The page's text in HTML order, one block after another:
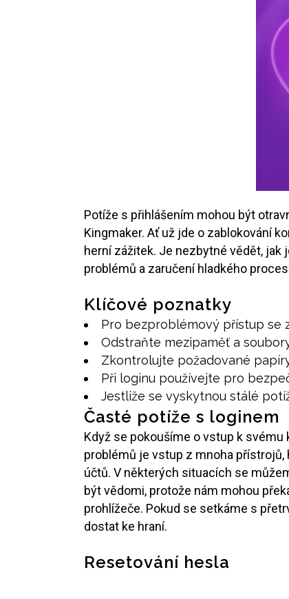
Potíže s přihlášením mohou být
Kingmaker. Ať už jde o zablokování
herní zážitek. Je nezbytné vědět,
problémů a zaručení hladkého
Klíčové poznatky
Pro bezproblémový přístup se
Odstraňte mezipaměť a
Zkontrolujte požadované
Při loginu používejte pro
Jestliže se vyskytnou stálé
Časté potíže s loginem
Když se pokoušíme o vstup k
problémů je vstup z mnoha
účtů. V některých situacích se
být vědomi, protože nám mohou
prohlížeče. Pokud se setkáme s
dostat ke hraní.
Resetování hesla